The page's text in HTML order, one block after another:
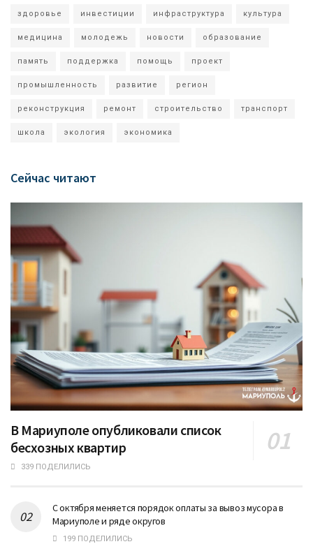
здоровье инвестиции инфраструктура культура
медицина молодежь новости образование
память поддержка помощь проект
промышленность развитие регион
реконструкция ремонт строительство транспорт
школа экология экономика
Сейчас читают
В Мариуполе опубликовали список
бесхозных квартир
339 ПОДЕЛИЛИСЬ
С октября меняется порядок оплаты за вывоз мусора в
Мариуполе и ряде округов
199 ПОДЕЛИЛИСЬ